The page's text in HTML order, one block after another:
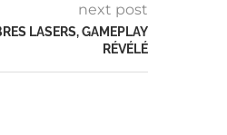
next post
LASERS, GAMEPLAY
RÉVÉLÉ